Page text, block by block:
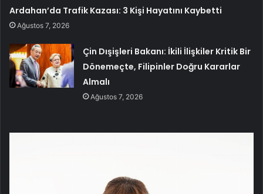
Ardahan’da Trafik Kazası: 3 Kişi Hayatını Kaybetti
Ağustos 7, 2026
Çin Dışişleri Bakanı: İkili İlişkiler Kritik Bir
Dönemeçte, Filipinler Doğru Kararlar
Almalı
Ağustos 7, 2026